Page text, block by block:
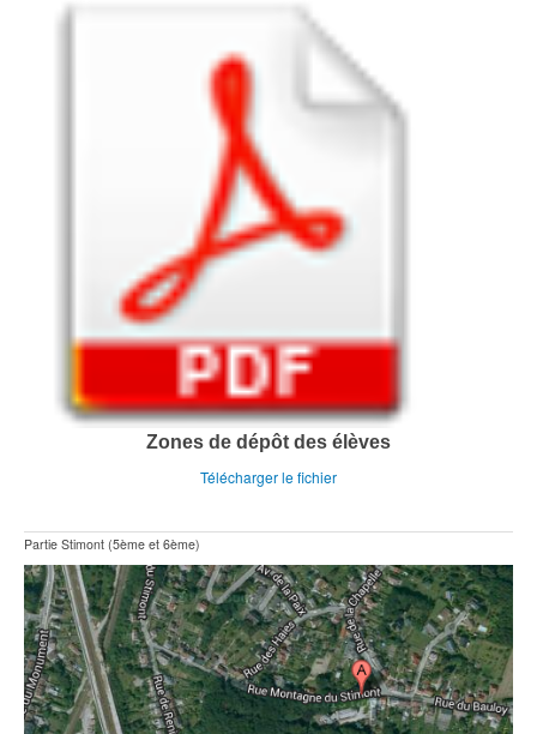
Zones de dépôt des élèves
Télécharger le fichier
Partie Stimont (5ème et 6ème)